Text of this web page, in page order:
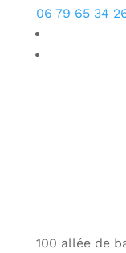
06 79 65 34
100 allée de